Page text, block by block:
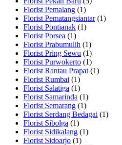
Florist Pemalang (1)
Florist Pematangsiantar(1)
Florist Pontianak (1)
Florist Porsea (1)
Florist Prabumulih (1)
Florist Pring Sewu (1)
Florist Purwokerto (1)
Florist Rantau Prapat (1)
Florist Rumbai (1)
Florist Salatiga (1)
Florist Samarinda (1)
Florist Semarang (1)
Florist Serdang Bedagai (1)
Florist Sibolga (1)
Florist Sidikalang (1)
Florist Sidoarjo (1)